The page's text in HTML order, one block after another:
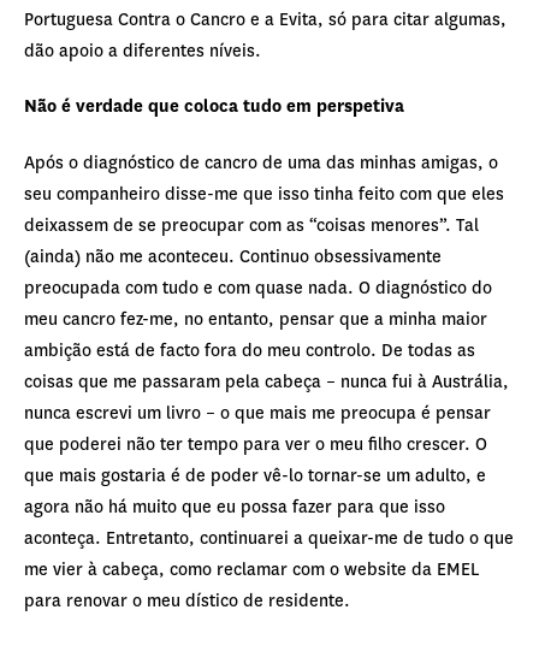
Portuguesa Contra o Cancro e a Evita, só para citar algumas,
dão apoio a diferentes níveis.
Não é verdade que coloca tudo em perspetiva
Após o diagnóstico de cancro de uma das minhas amigas, o
seu companheiro disse-me que isso tinha feito com que eles
deixassem de se preocupar com as “coisas menores”. Tal
(ainda) não me aconteceu. Continuo obsessivamente
preocupada com tudo e com quase nada. O diagnóstico do
meu cancro fez-me, no entanto, pensar que a minha maior
ambição está de facto fora do meu controlo. De todas as
coisas que me passaram pela cabeça – nunca fui à Austrália,
nunca escrevi um livro – o que mais me preocupa é pensar
que poderei não ter tempo para ver o meu filho crescer. O
que mais gostaria é de poder vê-lo tornar-se um adulto, e
agora não há muito que eu possa fazer para que isso
aconteça. Entretanto, continuarei a queixar-me de tudo o que
me vier à cabeça, como reclamar com o website da EMEL
para renovar o meu dístico de residente.